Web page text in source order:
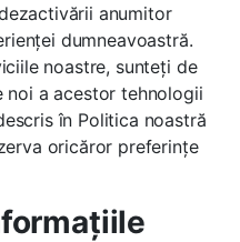
anumitor
dumneavoastră.
noastre, sunteți de
a acestor tehnologii
în Politica noastră
oricăror preferințe